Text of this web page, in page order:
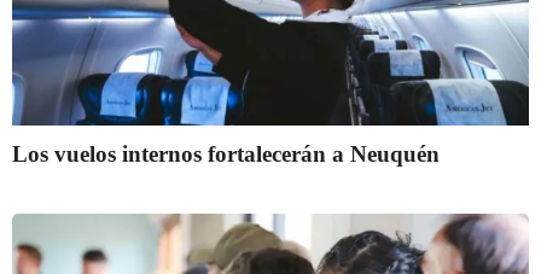
Los vuelos internos fortalecerán a Neuquén